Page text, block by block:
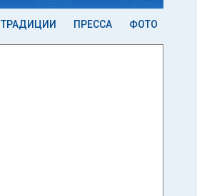
ТРАДИЦИИ ПРЕССА ФОТО